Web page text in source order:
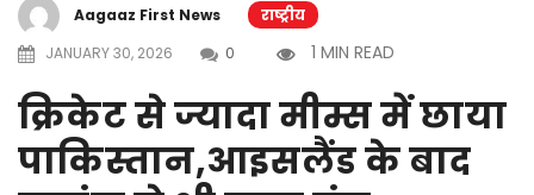
Aagaaz First News
राष्ट्रीय
JANUARY 30, 2026
0 1 MIN READ
क्रिकेट से ज्यादा मीम्स में छाया
पाकिस्तान,आइसलैंड के बाद